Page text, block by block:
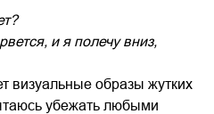
и я полечу вниз,
визуальные образы жутких
убежать любыми